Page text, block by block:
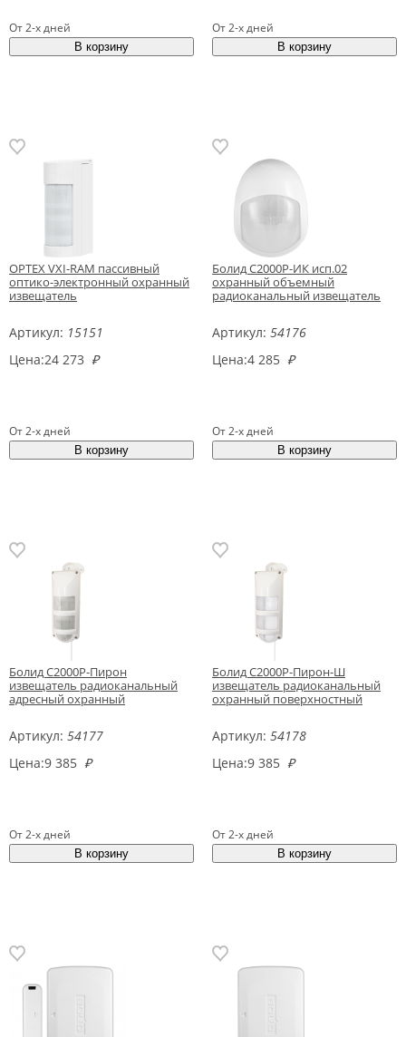
От 2-х дней От 2-х дней
OPTEX VXI-RAM пассивный
оптико-электронный охранный
извещатель
Артикул: 15151
Цена:24 273 ₽
От 2-х дней
Болид С2000Р-ИК исп.02
охранный объемный
радиоканальный извещатель
Артикул: 54176
Цена:4 285 ₽
От 2-х дней
Болид С2000Р-Пирон
извещатель радиоканальный
адресный охранный
Артикул: 54177
Цена:9 385 ₽
От 2-х дней
Болид С2000Р-Пирон-Ш
извещатель радиоканальный
охранный поверхностный
Артикул: 54178
Цена:9 385 ₽
От 2-х дней